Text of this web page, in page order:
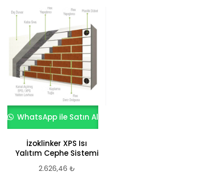
WhatsApp ile Satın Al
İzoklinker XPS Isı
Yalıtım Cephe Sistemi
2.626,46 ₺